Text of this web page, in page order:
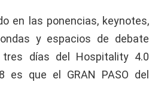
en las ponencias, keynotes,
y espacios de debate
días del Hospitality 4.0
es que el GRAN PASO del